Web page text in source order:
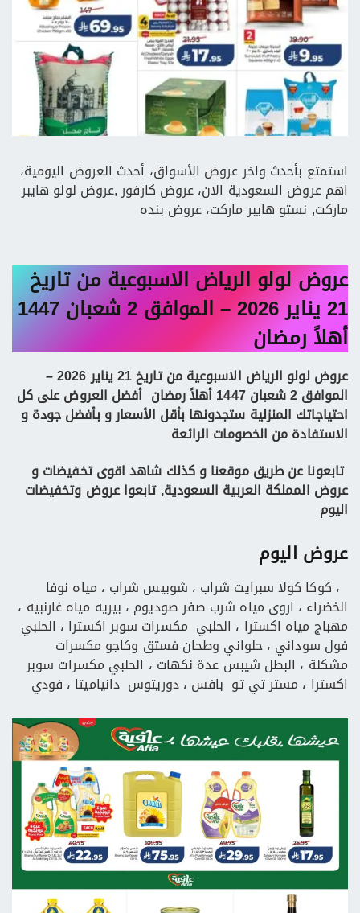
استمتع بأحدث واخر عروض الأسواق، أحدث العروض اليومية،
اهم عروض السعودية الان، عروض كارفور ,عروض لولو هايبر
ماركت, نستو هايبر ماركت، عروض بنده
عروض لولو الرياض الاسبوعية من تاريخ
21 يناير 2026 – الموافق 2 شعبان 1447
أهلاً رمضان
عروض لولو الرياض الاسبوعية من تاريخ 21 يناير 2026 –
الموافق 2 شعبان 1447 أهلاً رمضان أفضل العروض على كل
احتياجاتك المنزلية ستجدونها بأقل الأسعار و بأفضل جودة و
الاستفادة من الخصومات الرائعة
تابعونا عن طريق موقعناو كذلك شاهد اقوى تخفيضات و
عروض المملكة العربية السعودية, تابعوا عروض وتخفيضات
اليوم
عروض اليوم
، كوكا كولا سبرايت شراب ، شوبيس شراب ، مياه نوفا
الخضراء ، اروى مياه شرب صفر صوديوم ، بيريه مياه غارنبيه ،
مهباج مياه اكسترا ، الحلبي مكسرات سوبر اكسترا ، الحلبي
فول سوداني ، حلواني وطحان فستق وكاجو مكسرات
مشكلة ، البطل شيبس عدة نكهات ، الحلبي مكسرات سوبر
اكسترا ، مستر تي تو بافس ، دوريتوس دانياميتا ، فودي